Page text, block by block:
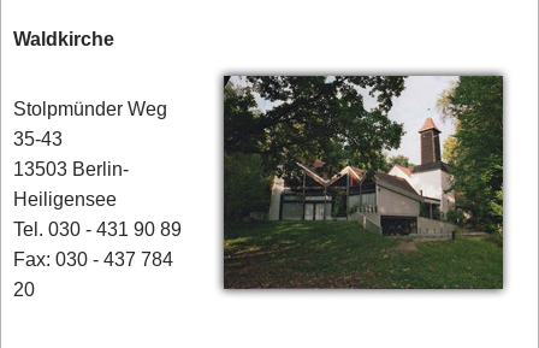
Waldkirche
Stolpmünder Weg
35-43
13503 Berlin-
Heiligensee
Tel. 030 - 431 90 89
Fax: 030 - 437 784
20